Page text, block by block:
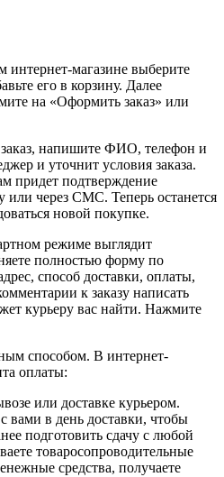
интернет-магазине выберите
его в корзину. Далее
на «Оформить заказ» или
напишите ФИО, телефон и
и уточнит условия заказа.
придет подтверждение
или через СМС. Теперь останется
новой покупке.
режиме выглядит
полностью форму по
способ доставки, оплаты,
к заказу написать
курьеру вас найти. Нажмите
способом. В интернет-
оплаты:
или доставке курьером.
вами в день доставки, чтобы
подготовить сдачу с любой
товаросопроводительные
средства, получаете